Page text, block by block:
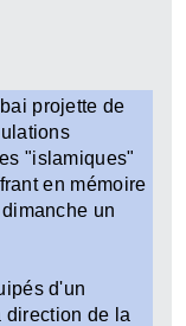
projette de
"islamiques"
en mémoire
un
d'un
de la